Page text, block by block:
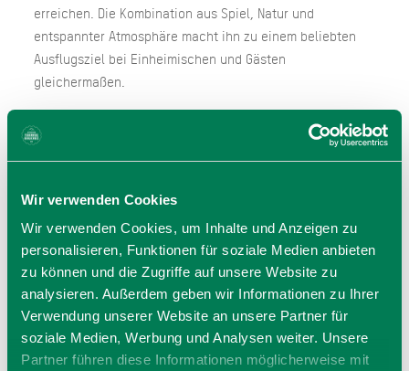
Wir verwenden Cookies
Wir verwenden Cookies, um Inhalte und Anzeigen zu
personalisieren, Funktionen für soziale Medien anbieten
zu können und die Zugriffe auf unsere Website zu
analysieren. Außerdem geben wir Informationen zu Ihrer
Verwendung unserer Website an unsere Partner für
soziale Medien, Werbung und Analysen weiter. Unsere
Partner führen diese Informationen möglicherweise mit
erreichen. Die Kombination aus Spiel, Natur und
entspannter Atmosphäre macht ihn zu einem beliebten
Ausflugsziel bei Einheimischen und Gästen
gleichermaßen.
Wer in Hausham unterwegs ist und mit Kindern eine
Pause im Grünen sucht, findet hier einen idealen Ort für
Öffnungszeiten